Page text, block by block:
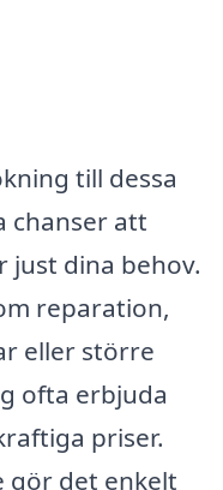
till dessa
chanser att
just dina behov.
reparation,
eller större
ofta erbjuda
priser.
gör det enkelt